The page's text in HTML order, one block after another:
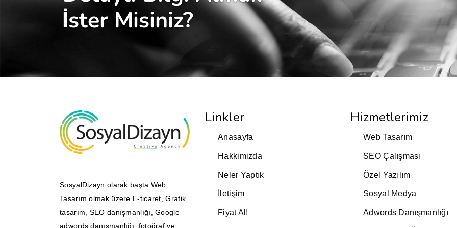
İster Misiniz?
SosyalDizayn olarak başta Web
Tasarım olmak üzere E-ticaret, Grafik
tasarım, SEO danışmanlığı, Google
adwords danışmanlığı, fotoğraf ve
Linkler
Anasayfa
Hakkimizda
Neler Yaptık
İletişim
Fiyat Al!
Hizmetlerimiz
Web Tasarım
SEO Çalışması
Özel Yazılım
Sosyal Medya
Adwords Danışmanlığı